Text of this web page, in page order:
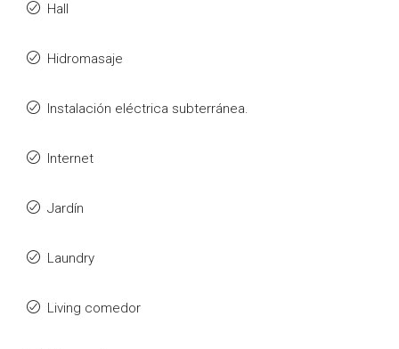
Hall
Hidromasaje
Instalación eléctrica subterránea.
Internet
Jardín
Laundry
Living comedor